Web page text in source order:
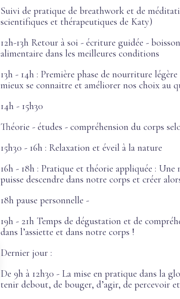
Suivi de pratique de breathwork et de
scientifiques et thérapeutiques de Katy)
12h-13h Retour à soi - écriture guidée -
alimentaire dans les meilleures conditions
13h - 14h : Première phase de nourriture
mieux se connaitre et améliorer nos choix au
14h - 15h30
Théorie - études - compréhension du corps
15h30 - 16h : Relaxation et éveil à la nature
16h - 18h : Pratique et théorie appliquée :
puisse descendre dans notre corps et créer
18h pause personnelle -
19h - 21h Temps de dégustation et de
dans l’assiette et dans notre corps !
Dernier jour :
De 9h à 12h30 - La mise en pratique dans la
tenir debout, de bouger, d’agir, de percevoir